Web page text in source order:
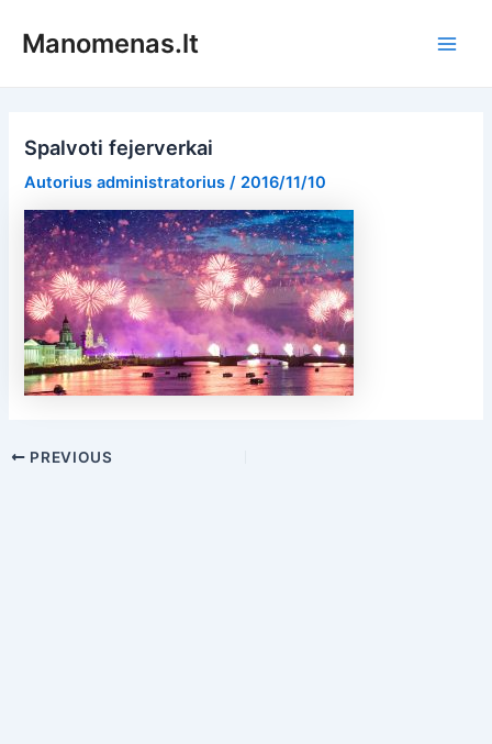
prieManomenas.lt
Spalvoti fejerverkai
Autorius administratorius/ 2016/11/10
PostPREVIOUS